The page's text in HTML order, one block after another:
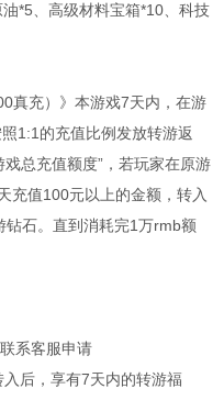
*5、高级材料宝箱*10、科技
真充）》本游戏7天内，在游
1:1的充值比例发放转游返
总充值额度”，若玩家在原游
充值100元以上的金额，转入
石。直到消耗完1万rmb额
系客服申请
后，享有7天内的转游福